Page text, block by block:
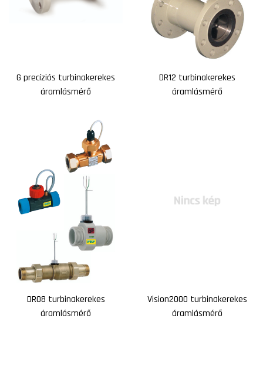
G precíziós turbinakerekes
áramlásmérő
DR12 turbinakerekes
áramlásmérő
DR08 turbinakerekes
áramlásmérő
Vision2000 turbinakerekes
áramlásmérő